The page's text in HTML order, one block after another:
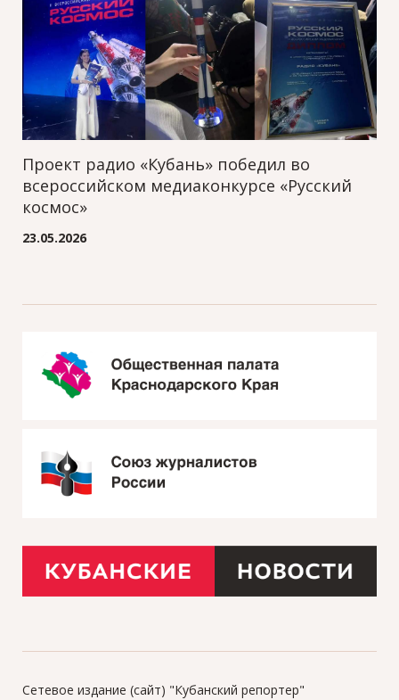
Проект радио «Кубань» победил во
всероссийском медиаконкурсе «Русский
космос»
23.05.2026
Сетевое издание (сайт) "Кубанский репортер"